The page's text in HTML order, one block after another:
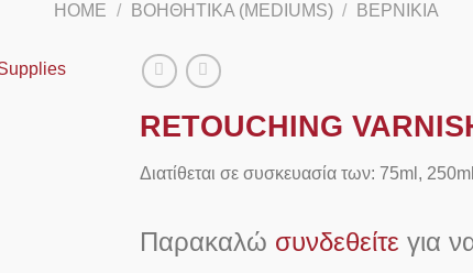
HOME / ΒΟΗΘΗΤΙΚΆ (MEDIUMS) / ΒΕΡΝΊΚΙΑ
RETOUCHING
Διατίθεται σε συσκευασία των: 75ml,
Παρακαλώ συνδεθείτε για